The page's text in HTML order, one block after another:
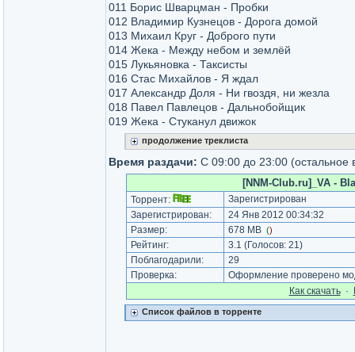
011 Борис Шварцман - Пробки
012 Владимир Кузнецов - Дорога домой
013 Михаил Круг - Доброго пути
014 Жека - Между небом и землёй
015 Лукьяновка - Таксисты
016 Стас Михайлов - Я ждал
017 Александр Доля - Ни гвоздя, ни жезла
018 Павел Павлецов - Дальнобойщик
019 Жека - Стуканул движок
продолжение треклиста
Время раздачи: С 09:00 до 23:00 (остальное
[NNM-Club.ru]_VA -
Торрент:
Зарегистрирован
Зарегистрирован:
24 Янв 2012 00:34:32
Размер:
678 MB ()
Рейтинг: 3.1 (Голосов: 21)
Поблагодарили:
29
Проверка:
Оформление проверено
Как cкачать·
Список файлов в торренте